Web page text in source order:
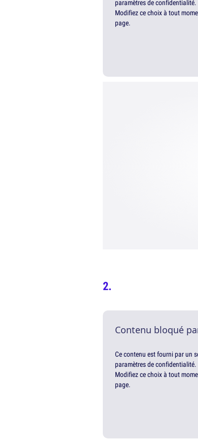
paramètres de confidentialité.
Modifiez ce choix à tout
page.
Contenu bloqué
Ce contenu est fourni par un
paramètres de confidentialité.
Modifiez ce choix à tout
page.